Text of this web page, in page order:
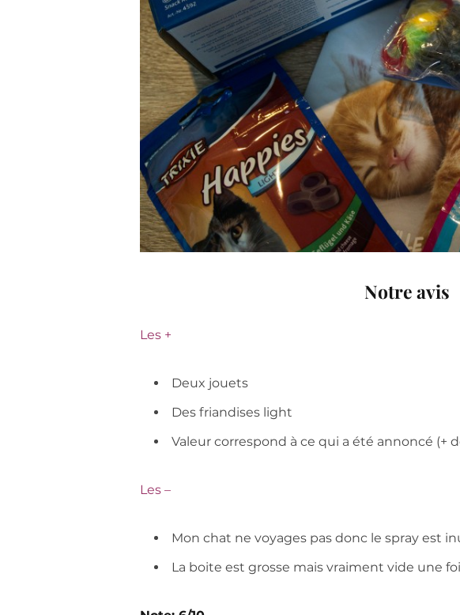
Notre avis
Les +
Deux jouets
Des friandises light
Valeur correspond à ce qui a été annoncé (+
Les –
Mon chat ne voyages pas donc le spray est
La boite est grosse mais vraiment vide une